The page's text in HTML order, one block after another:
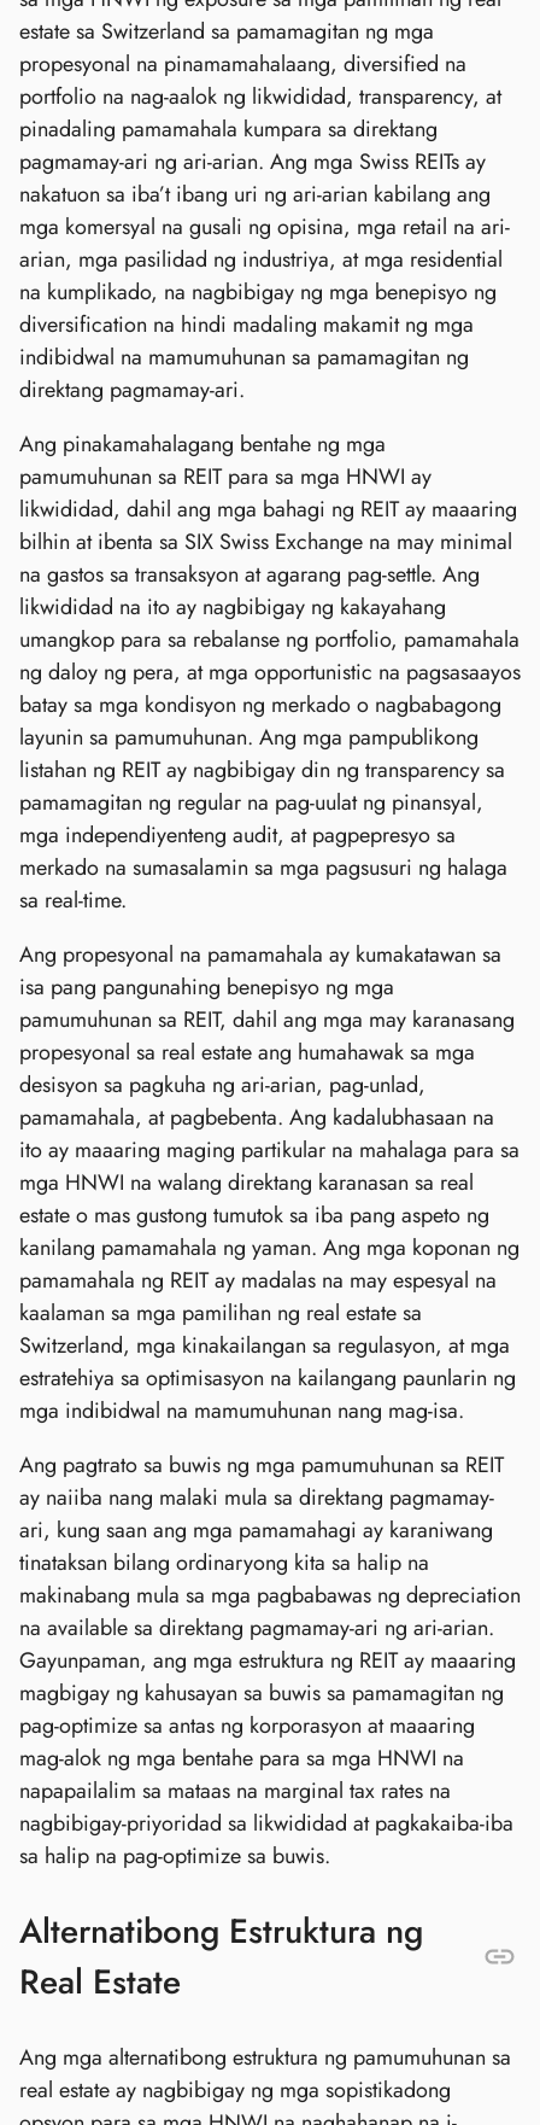
estate sa Switzerland sa pamamagitan ng mga
propesyonal na pinamamahalaang, diversified na
portfolio na nag-aalok ng likwididad, transparency, at
pinadaling pamamahala kumpara sa direktang
pagmamay-ari ng ari-arian. Ang mga Swiss REITs ay
nakatuon sa iba’t ibang uri ng ari-arian kabilang ang
mga komersyal na gusali ng opisina, mga retail na ari-
arian, mga pasilidad ng industriya, at mga residential
na kumplikado, na nagbibigay ng mga benepisyo ng
diversification na hindi madaling makamit ng mga
indibidwal na mamumuhunan sa pamamagitan ng
direktang pagmamay-ari.
Ang pinakamahalagang bentahe ng mga
pamumuhunan sa REIT para sa mga HNWI ay
likwididad, dahil ang mga bahagi ng REIT ay maaaring
bilhin at ibenta sa SIX Swiss Exchange na may minimal
na gastos sa transaksyon at agarang pag-settle. Ang
likwididad na ito ay nagbibigay ng kakayahang
umangkop para sa rebalanse ng portfolio, pamamahala
ng daloy ng pera, at mga opportunistic na pagsasaayos
batay sa mga kondisyon ng merkado o nagbabagong
layunin sa pamumuhunan. Ang mga pampublikong
listahan ng REIT ay nagbibigay din ng transparency sa
pamamagitan ng regular na pag-uulat ng pinansyal,
mga independiyenteng audit, at pagpepresyo sa
merkado na sumasalamin sa mga pagsusuri ng halaga
sa real-time.
Ang propesyonal na pamamahala ay kumakatawan sa
isa pang pangunahing benepisyo ng mga
pamumuhunan sa REIT, dahil ang mga may karanasang
propesyonal sa real estate ang humahawak sa mga
desisyon sa pagkuha ng ari-arian, pag-unlad,
pamamahala, at pagbebenta. Ang kadalubhasaan na
ito ay maaaring maging partikular na mahalaga para sa
mga HNWI na walang direktang karanasan sa real
estate o mas gustong tumutok sa iba pang aspeto ng
kanilang pamamahala ng yaman. Ang mga koponan ng
pamamahala ng REIT ay madalas na may espesyal na
kaalaman sa mga pamilihan ng real estate sa
Switzerland, mga kinakailangan sa regulasyon, at mga
estratehiya sa optimisasyon na kailangang paunlarin ng
mga indibidwal na mamumuhunan nang mag-isa.
Ang pagtrato sa buwis ng mga pamumuhunan sa REIT
ay naiiba nang malaki mula sa direktang pagmamay-
ari, kung saan ang mga pamamahagi ay karaniwang
tinataksan bilang ordinaryong kita sa halip na
makinabang mula sa mga pagbabawas ng depreciation
na available sa direktang pagmamay-ari ng ari-arian.
Gayunpaman, ang mga estruktura ng REIT ay maaaring
magbigay ng kahusayan sa buwis sa pamamagitan ng
pag-optimize sa antas ng korporasyon at maaaring
mag-alok ng mga bentahe para sa mga HNWI na
napapailalim sa mataas na marginal tax rates na
nagbibigay-priyoridad sa likwididad at pagkakaiba-iba
sa halip na pag-optimize sa buwis.
Alternatibong Estruktura ng
Real Estate
Ang mga alternatibong estruktura ng pamumuhunan sa
real estate ay nagbibigay ng mga sopistikadong